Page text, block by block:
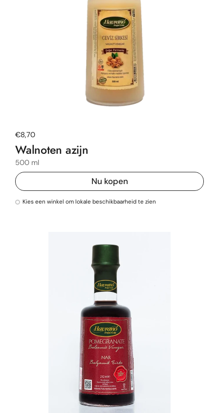
Normale prijs
€8,70
Walnoten azijn
500 ml
Nu kopen
Kies een winkel om lokale beschikbaarheid te zien